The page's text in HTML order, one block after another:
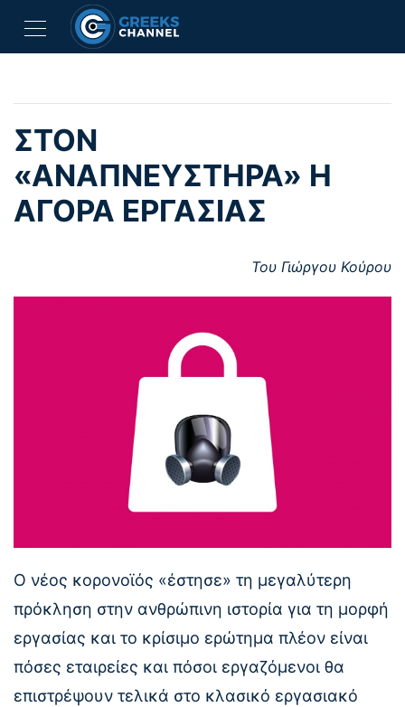
ΣΤΟΝ
«ΑΝΑΠΝΕΥΣΤΗΡΑ» Η
ΑΓΟΡΑ ΕΡΓΑΣΙΑΣ
Του Γιώργου Κούρου
Ο νέος κορονοϊός «έστησε» τη μεγαλύτερη
πρόκληση στην ανθρώπινη ιστορία για τη μορφή
εργασίας και το κρίσιμο ερώτημα πλέον είναι
πόσες εταιρείες και πόσοι εργαζόμενοι θα
επιστρέψουν τελικά στο κλασικό εργασιακό